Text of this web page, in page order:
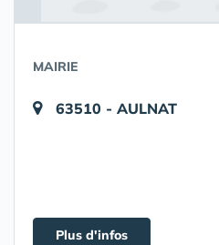
MAIRIE
63510 - AULNAT
Plus d'infos